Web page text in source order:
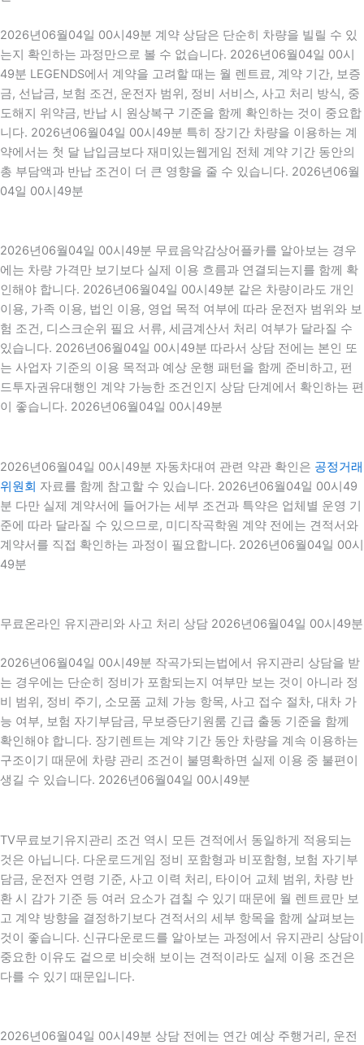
2026년06월04일 00시49분 계약 상담은 단순히 차량을 빌릴 수 있
는지 확인하는 과정만으로 볼 수 없습니다. 2026년06월04일 00시
49분 LEGENDS에서 계약을 고려할 때는 월 렌트료, 계약 기간, 보증
금, 선납금, 보험 조건, 운전자 범위, 정비 서비스, 사고 처리 방식, 중
도해지 위약금, 반납 시 원상복구 기준을 함께 확인하는 것이 중요합
니다. 2026년06월04일 00시49분 특히 장기간 차량을 이용하는 계
약에서는 첫 달 납입금보다 재미있는웹게임 전체 계약 기간 동안의
총 부담액과 반납 조건이 더 큰 영향을 줄 수 있습니다. 2026년06월
04일 00시49분
2026년06월04일 00시49분 무료음악감상어플카를 알아보는 경우
에는 차량 가격만 보기보다 실제 이용 흐름과 연결되는지를 함께 확
인해야 합니다. 2026년06월04일 00시49분 같은 차량이라도 개인
이용, 가족 이용, 법인 이용, 영업 목적 여부에 따라 운전자 범위와 보
험 조건, 디스크순위 필요 서류, 세금계산서 처리 여부가 달라질 수
있습니다. 2026년06월04일 00시49분 따라서 상담 전에는 본인 또
는 사업자 기준의 이용 목적과 예상 운행 패턴을 함께 준비하고, 펀
드투자권유대행인 계약 가능한 조건인지 상담 단계에서 확인하는 편
이 좋습니다. 2026년06월04일 00시49분
2026년06월04일 00시49분 자동차대여 관련 약관 확인은 공정거래
위원회 자료를 함께 참고할 수 있습니다. 2026년06월04일 00시49
분 다만 실제 계약서에 들어가는 세부 조건과 특약은 업체별 운영 기
준에 따라 달라질 수 있으므로, 미디작곡학원 계약 전에는 견적서와
계약서를 직접 확인하는 과정이 필요합니다. 2026년06월04일 00시
49분
무료온라인 유지관리와 사고 처리 상담 2026년06월04일 00시49분
2026년06월04일 00시49분 작곡가되는법에서 유지관리 상담을 받
는 경우에는 단순히 정비가 포함되는지 여부만 보는 것이 아니라 정
비 범위, 정비 주기, 소모품 교체 가능 항목, 사고 접수 절차, 대차 가
능 여부, 보험 자기부담금, 무보증단기원룸 긴급 출동 기준을 함께
확인해야 합니다. 장기렌트는 계약 기간 동안 차량을 계속 이용하는
구조이기 때문에 차량 관리 조건이 불명확하면 실제 이용 중 불편이
생길 수 있습니다. 2026년06월04일 00시49분
TV무료보기유지관리 조건 역시 모든 견적에서 동일하게 적용되는
것은 아닙니다. 다운로드게임 정비 포함형과 비포함형, 보험 자기부
담금, 운전자 연령 기준, 사고 이력 처리, 타이어 교체 범위, 차량 반
환 시 감가 기준 등 여러 요소가 겹칠 수 있기 때문에 월 렌트료만 보
고 계약 방향을 결정하기보다 견적서의 세부 항목을 함께 살펴보는
것이 좋습니다. 신규다운로드를 알아보는 과정에서 유지관리 상담이
중요한 이유도 겉으로 비슷해 보이는 견적이라도 실제 이용 조건은
다를 수 있기 때문입니다.
2026년06월04일 00시49분 상담 전에는 연간 예상 주행거리, 운전